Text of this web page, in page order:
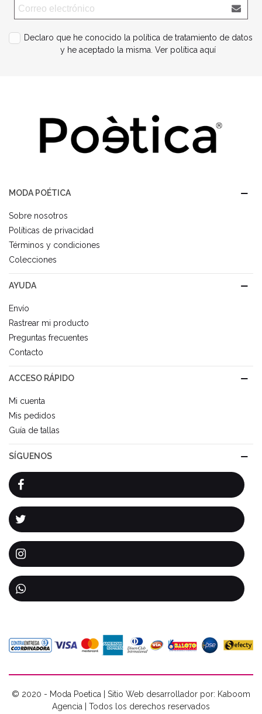
Declaro que he conocido la política de tratamiento de datos
y he aceptado la misma. Ver política aquí
MODA POÉTICA
Sobre nosotros
Políticas de privacidad
Términos y condiciones
Colecciones
AYUDA
Envío
Rastrear mi producto
Preguntas frecuentes
Contacto
ACCESO RÁPIDO
Mi cuenta
Mis pedidos
Guía de tallas
SÍGUENOS
© 2020 - Moda Poetica | Sitio Web desarrollador por: Kaboom
Agencia | Todos los derechos reservados